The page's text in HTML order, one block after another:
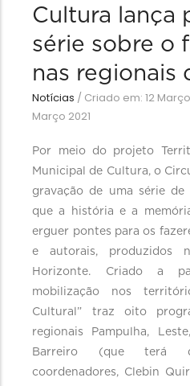
Cultura lança
série sobre o
nas regionais
Notícias / Criado em: 12
Março 2021
Por meio do projeto
Municipal de Cultura, o
gravação de uma série
que a história e a
erguer pontes para os
e autorais, produzidos
Horizonte. Criado a
mobilização nos
Cultural” traz oito
regionais Pampulha,
Barreiro (que terá
coordenadores, Clebin